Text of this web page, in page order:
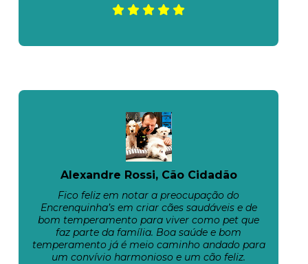
Alexandre Rossi, Cão Cidadão
Fico feliz em notar a preocupação do
Encrenquinha’s em criar cães saudáveis e de
bom temperamento para viver como pet que
faz parte da família. Boa saúde e bom
temperamento já é meio caminho andado para
um convívio harmonioso e um cão feliz.